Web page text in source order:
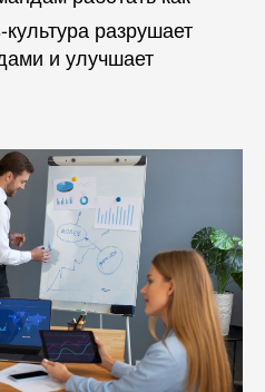
разрушает
и улучшает